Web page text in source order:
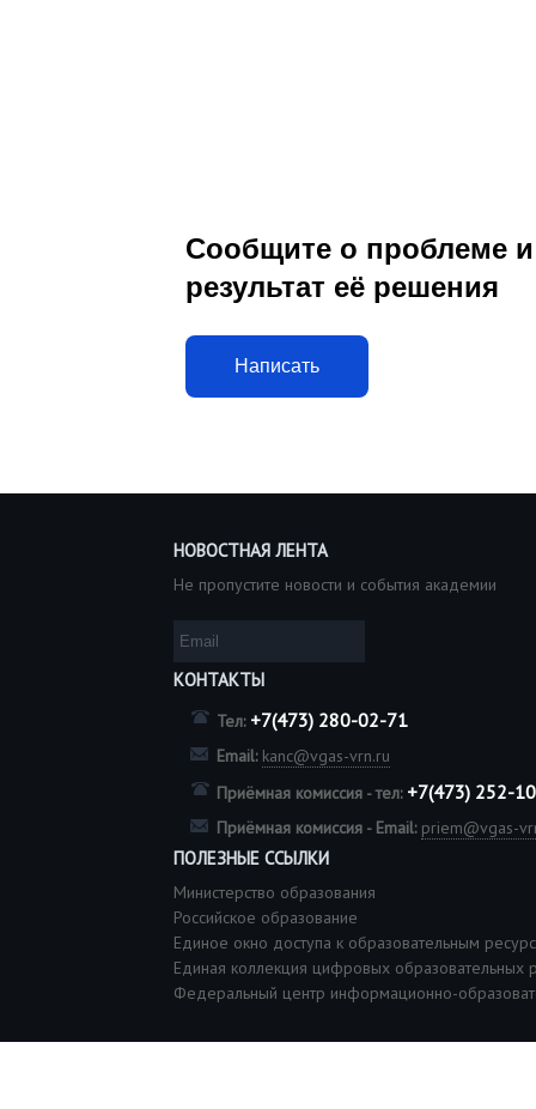
Сообщите о проблеме
результат её решения
Написать
НОВОСТНАЯ ЛЕНТА
Не пропустите новости и события академии
КОНТАКТЫ
Тел: +7(473) 280-02-71
Email: kanc@vgas-vrn.ru
Приёмная комиссия - тел: +7(473) 252-
Приёмная комиссия - Email: priem@vgas-
ПОЛЕЗНЫЕ ССЫЛКИ
Министерство образования
Российское образование
Единое окно доступа к образовательным
Единая коллекция цифровых образовательных
Федеральный центр информационно-